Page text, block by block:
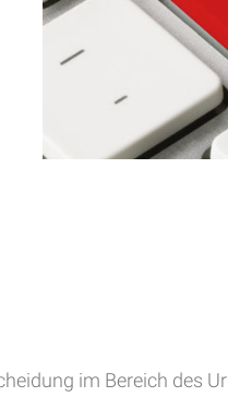
im Bereich des